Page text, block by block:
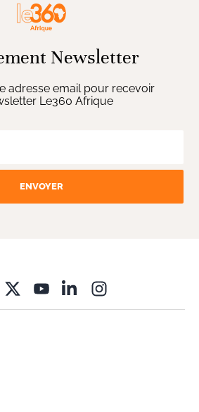
Newsletter
adresse email pour recevoir
Le360 Afrique
ENVOYER